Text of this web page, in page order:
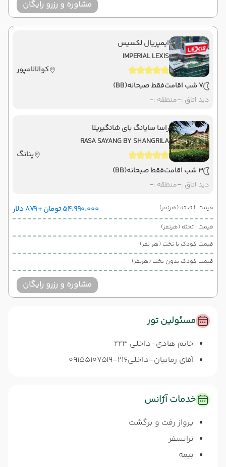
مشاوره و رزرو رایگان
ایمپریال لکسیس
IMPERIAL LEXIS
کوالالامپور
7 شب اقامت
فقط صبحانه(BB)
دید اتاق :-منطقه :-
راسا سایانگ بای شانگیریلا
RASA SAYANG BY SHANGRILA
پنانگ
3 شب اقامت
فقط صبحانه(BB)
دید اتاق :-منطقه :-
قیمت 2 تخته (هرنفر) ۵۴٬۹۹۰٬۰۰۰ تومان + ۸۷۹ دلار
قیمت 1 تخته (هرنفر)
قیمت کودک با تخت (هر نفر)
قیمت کودک بدون تخت (هرنفر)
مشاوره و رزرو رایگان
مسئولین تور
خانم هادی-داخلی 223
آقای زمانیان-داخلی216-09155107519
خدمات آژانس
پرواز رفت و برگشت
ترانسفر
بیمه